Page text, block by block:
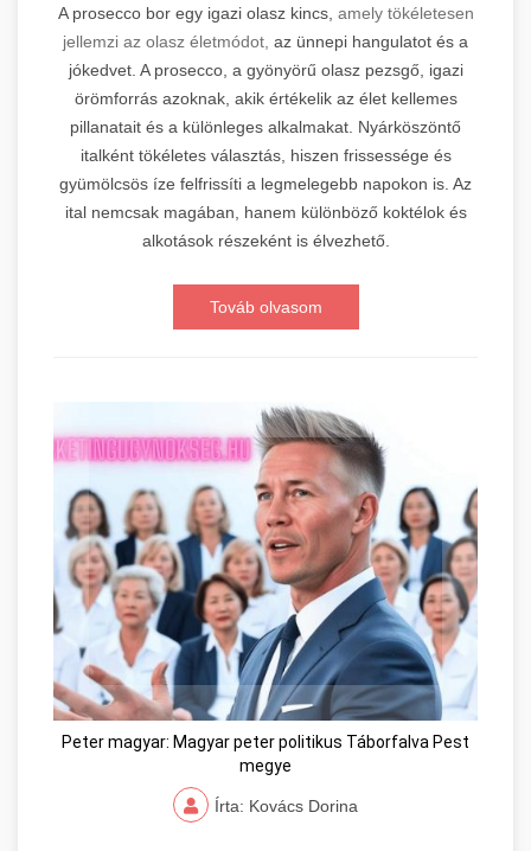
A prosecco bor egy igazi olasz kincs, amely tökéletesen
jellemzi az olasz életmódot, az ünnepi hangulatot és a
jókedvet. A prosecco, a gyönyörű olasz pezsgő, igazi
örömforrás azoknak, akik értékelik az élet kellemes
pillanatait és a különleges alkalmakat. Nyárköszöntő
italként tökéletes választás, hiszen frissessége és
gyümölcsös íze felfrissíti a legmelegebb napokon is. Az
ital nemcsak magában, hanem különböző koktélok és
alkotások részeként is élvezhető.
Továb olvasom
Peter magyar: Magyar peter politikus Táborfalva Pest
megye
Írta: Kovács Dorina